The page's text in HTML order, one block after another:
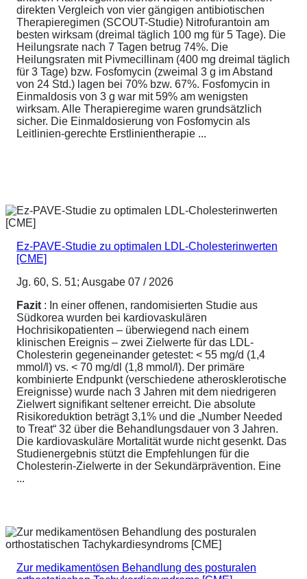
direkten Vergleich von vier gängigen antibiotischen
Therapieregimen (SCOUT-Studie) Nitrofurantoin am
besten wirksam (dreimal täglich 100 mg für 5 Tage). Die
Heilungsrate nach 7 Tagen betrug 74%. Die
Heilungsraten mit Pivmecillinam (400 mg dreimal täglich
für 3 Tage) bzw. Fosfomycin (zweimal 3 g im Abstand
von 24 Std.) lagen bei 70% bzw. 67%. Fosfomycin in
Einmaldosis von 3 g war mit 59% am wenigsten
wirksam. Alle Therapieregime waren grundsätzlich
sicher. Die Einmaldosierung von Fosfomycin als
Leitlinien-gerechte Erstlinientherapie ...
Ez-PAVE-Studie zu optimalen LDL-Cholesterinwerten
[CME]
Jg. 60, S. 51; Ausgabe 07 / 2026
Fazit : In einer offenen, randomisierten Studie aus
Südkorea wurden bei kardiovaskulären
Hochrisikopatienten – überwiegend nach einem
klinischen Ereignis – zwei Zielwerte für das LDL-
Cholesterin gegeneinander getestet: < 55 mg/d (1,4
mmol/l) vs. < 70 mg/dl (1,8 mmol/l). Der primäre
kombinierte Endpunkt (verschiedene atherosklerotische
Ereignisse) wurde nach 3 Jahren mit dem niedrigeren
Zielwert signifikant seltener erreicht. Die absolute
Risikoreduktion beträgt 3,1% und die „Number Needed
to Treat“ 32 über die Behandlungsdauer von 3 Jahren.
Die kardiovaskuläre Mortalität wurde nicht gesenkt. Das
Studienergebnis stützt die Empfehlungen für die
Cholesterin-Zielwerte in der Sekundärprävention. Eine
...
Zur medikamentösen Behandlung des posturalen